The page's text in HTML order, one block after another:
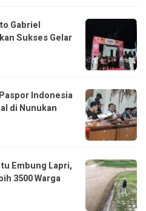
Gabriel
Sukses Gelar
Indonesia
di Nunukan
Embung Lapri,
3500 Warga